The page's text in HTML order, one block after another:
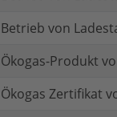
Betrieb von
Ökogas-Produkt
Ökogas Zertifikat